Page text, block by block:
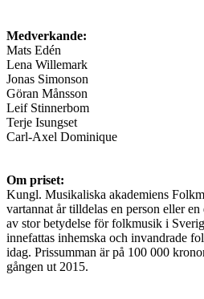
Medverkande:
Mats Edén
Lena Willemark
Jonas Simonson
Göran Månsson
Leif Stinnerbom
Terje Isungset
Carl-Axel Dominique
Om priset:
Kungl. Musikaliska akademiens
vartannat år tilldelas en person eller
av stor betydelse för folkmusik i
innefattas inhemska och invandrade
idag. Prissumman är på 100 000
gången ut 2015.